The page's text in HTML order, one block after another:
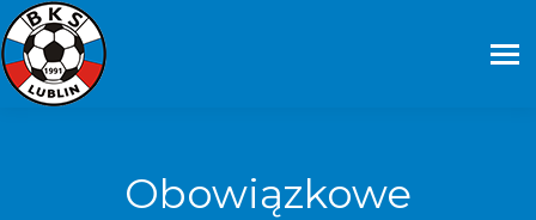
Obowiązkowe